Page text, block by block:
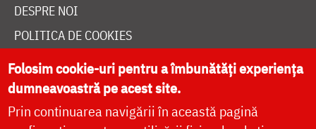
DESPRE NOI
POLITICA DE COOKIES
DONEAZĂ ONLINE PENTRU CATEDRALA NAȚIONALĂ
LIVE
Folosim cookie-uri pentru a îmbunătăți experiența
dumneavoastră pe acest site.
Prin continuarea navigării în această pagină